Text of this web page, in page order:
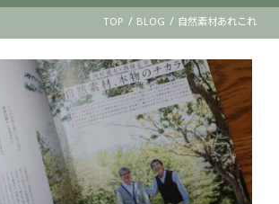
TOP / BLOG / 自然素材あれこれ